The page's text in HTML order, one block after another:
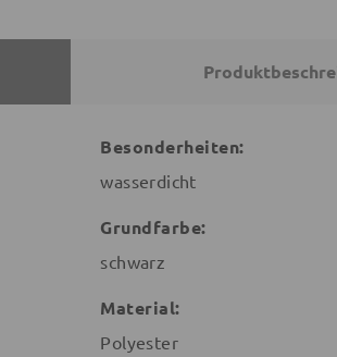
Besonderheiten:
wasserdicht
Grundfarbe:
schwarz
Material:
Polyester